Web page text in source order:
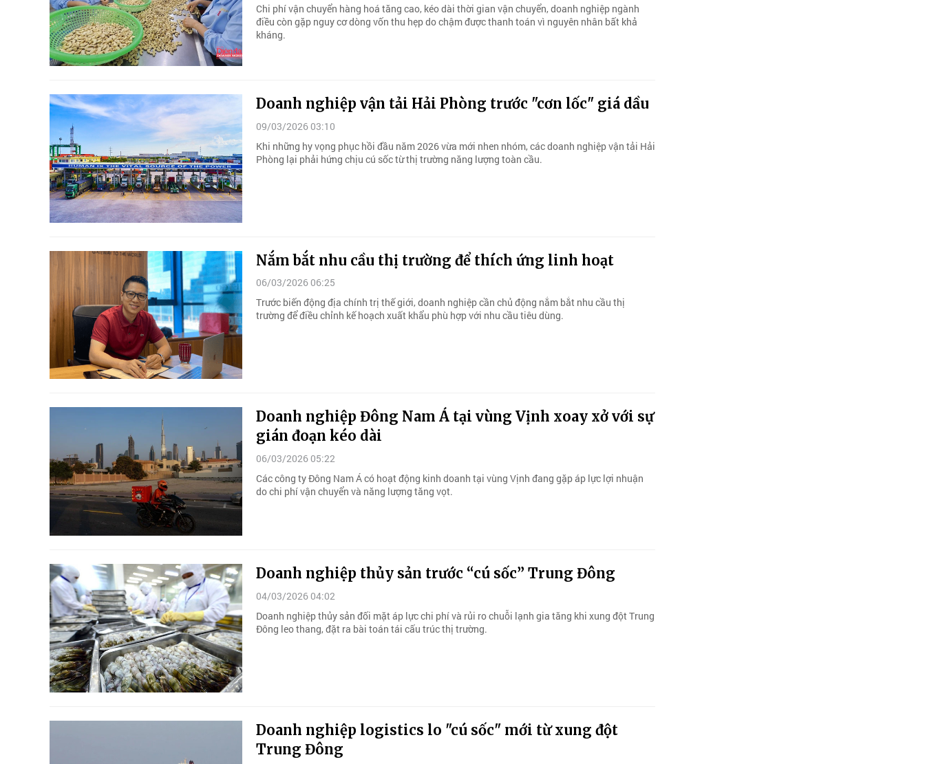
Chi phí vận chuyển hàng hoá tăng cao, kéo dài thời gian vận chuyển, doanh nghiệp ngành
điều còn gặp nguy cơ dòng vốn thu hẹp do chậm được thanh toán vì nguyên nhân bất khả
kháng.
Doanh nghiệp vận tải Hải Phòng trước "cơn lốc" giá dầu
09/03/2026 03:10
Khi những hy vọng phục hồi đầu năm 2026 vừa mới nhen nhóm, các doanh nghiệp vận tải Hải
Phòng lại phải hứng chịu cú sốc từ thị trường năng lượng toàn cầu.
Nắm bắt nhu cầu thị trường để thích ứng linh hoạt
06/03/2026 06:25
Trước biến động địa chính trị thế giới, doanh nghiệp cần chủ động nắm bắt nhu cầu thị
trường để điều chỉnh kế hoạch xuất khẩu phù hợp với nhu cầu tiêu dùng.
Doanh nghiệp Đông Nam Á tại vùng Vịnh xoay xở với sự
gián đoạn kéo dài
06/03/2026 05:22
Các công ty Đông Nam Á có hoạt động kinh doanh tại vùng Vịnh đang gặp áp lực lợi nhuận
do chi phí vận chuyển và năng lượng tăng vọt.
Doanh nghiệp thủy sản trước “cú sốc” Trung Đông
04/03/2026 04:02
Doanh nghiệp thủy sản đối mặt áp lực chi phí và rủi ro chuỗi lạnh gia tăng khi xung đột Trung
Đông leo thang, đặt ra bài toán tái cấu trúc thị trường.
Doanh nghiệp logistics lo "cú sốc" mới từ xung đột
Trung Đông